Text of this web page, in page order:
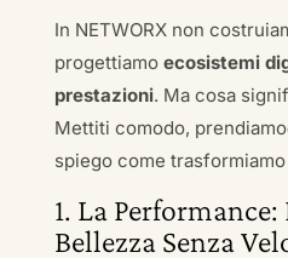
In NETWORX non
progettiamo ecosistemi
prestazioni. Ma cosa
Mettiti comodo,
spiego come
1. La Performance:
Bellezza Senza